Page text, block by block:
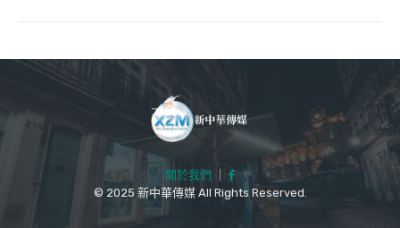
關於我們
｜
© 2025 新中華傳媒 All Rights Reserved.